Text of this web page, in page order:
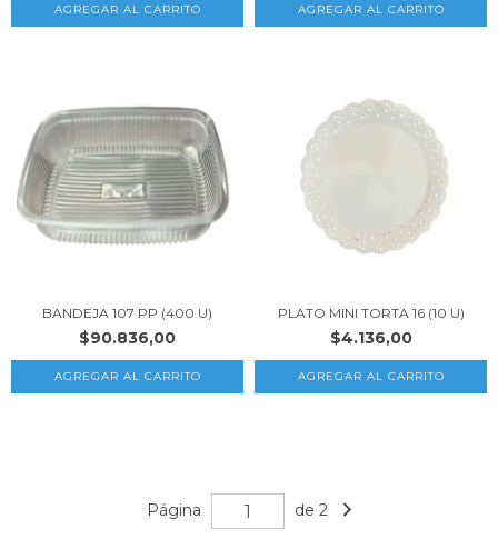
AGREGAR AL CARRITO
BANDEJA 107 PP (400 U)
$90.836,00
PLATO MINI TORTA 16 (10 U)
$4.136,00
Página de 2